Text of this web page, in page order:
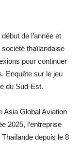
de l’année et
thaïlandaise
pour continuer
Enquête sur le jeu
du Sud-Est.
Asia Global Aviation
2025, l’entreprise
depuis le 8